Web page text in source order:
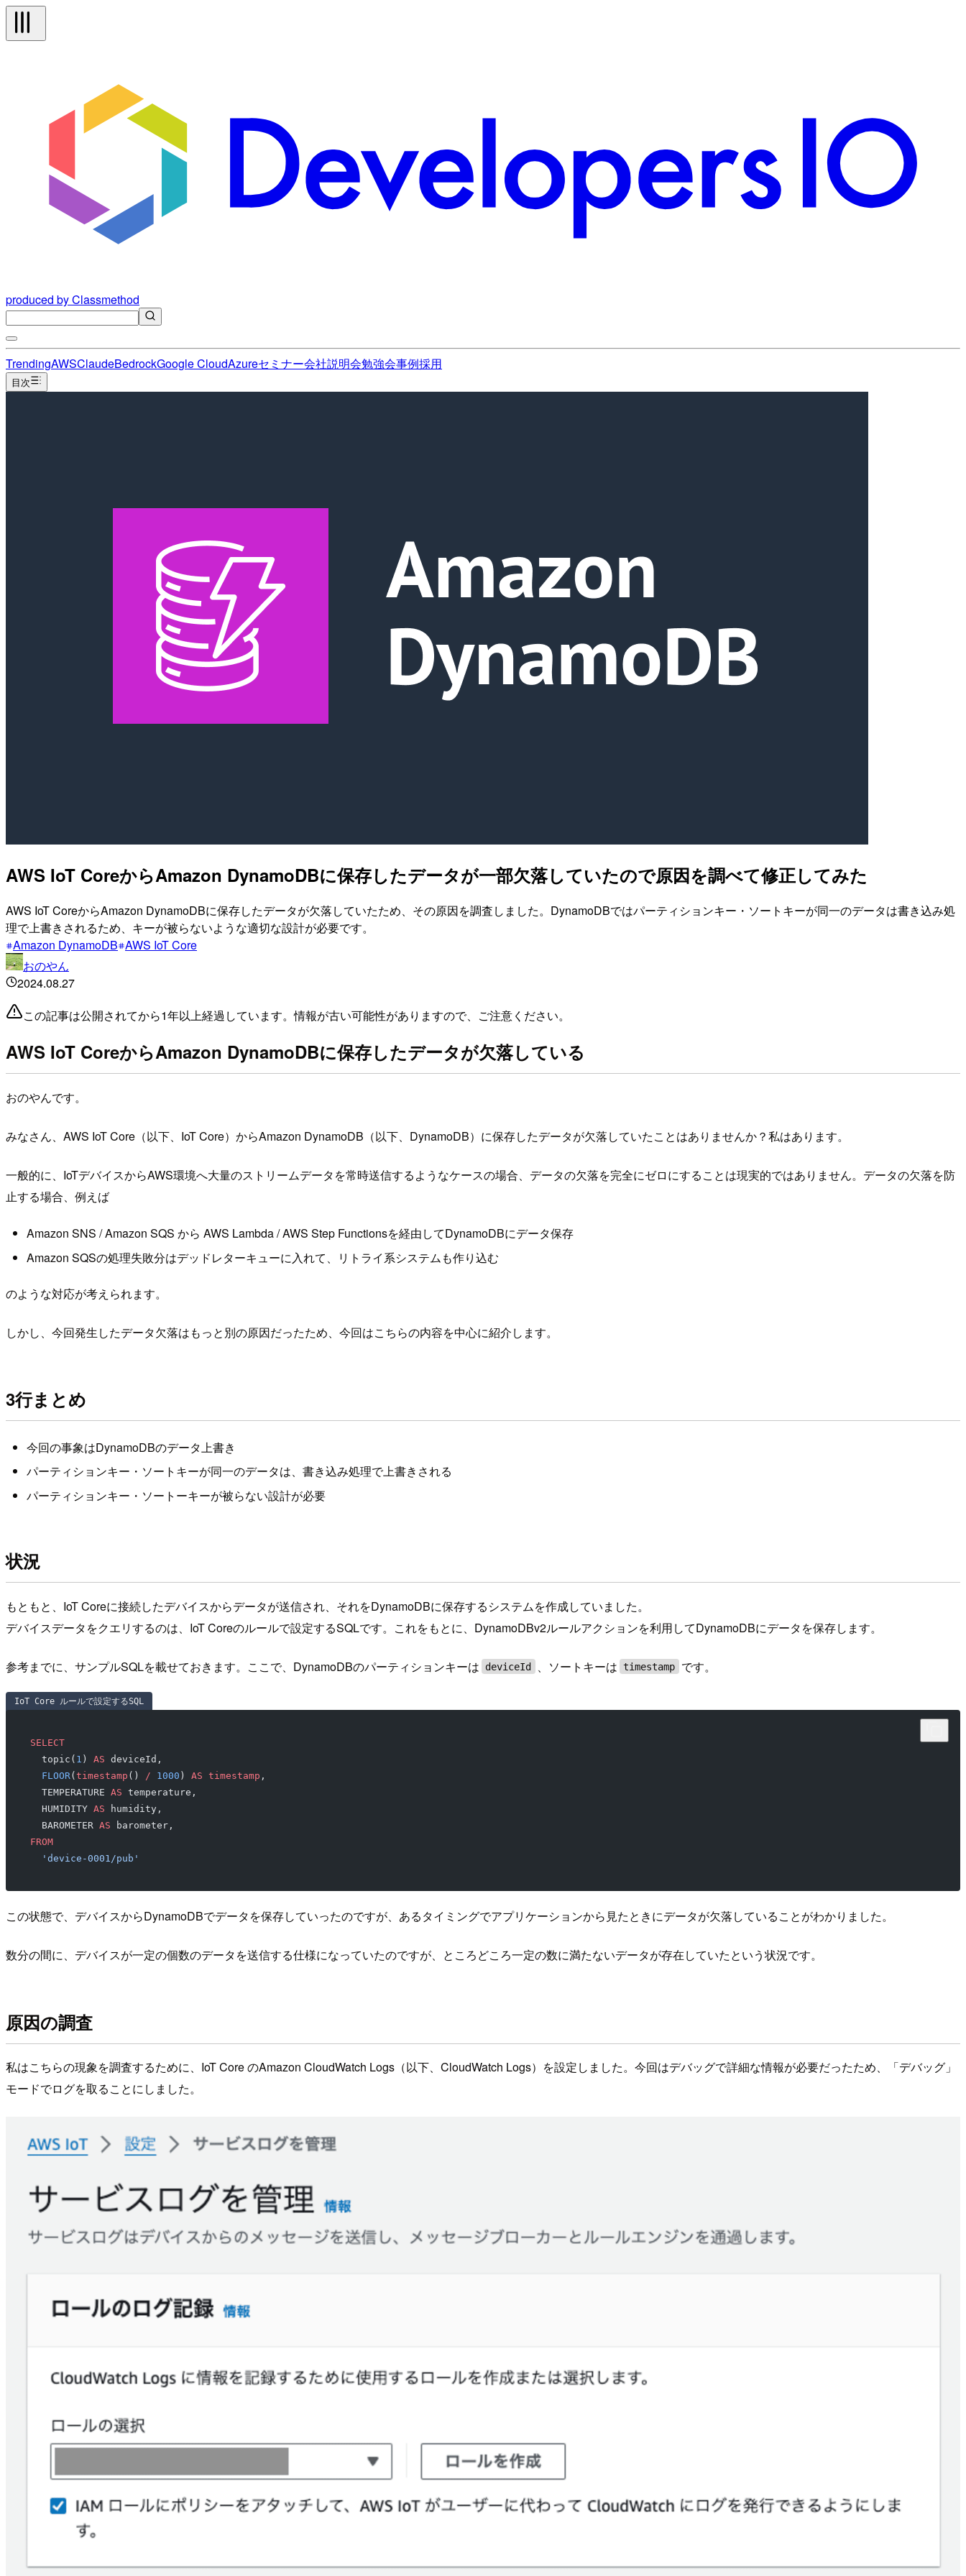
produced by Classmethod
TrendingAWSClaudeBedrockGoogle CloudAzureセミナー会社説明会勉強会事例採用
目次
AWS IoT CoreからAmazon DynamoDBに保存したデータが一部欠落していたので原因を調べて修正してみた
AWS IoT CoreからAmazon DynamoDBに保存したデータが欠落していたため、その原因を調査しました。DynamoDBではパーティションキー・ソートキーが同一のデータは書き込み処
理で上書きされるため、キーが被らないような適切な設計が必要です。
Amazon DynamoDB AWS IoT Core
おのやん
2024.08.27
この記事は公開されてから1年以上経過しています。情報が古い可能性がありますので、ご注意ください。
AWS IoT CoreからAmazon DynamoDBに保存したデータが欠落している
おのやんです。
みなさん、AWS IoT Core（以下、IoT Core）からAmazon DynamoDB（以下、DynamoDB）に保存したデータが欠落していたことはありませんか？私はあります。
一般的に、IoTデバイスからAWS環境へ大量のストリームデータを常時送信するようなケースの場合、データの欠落を完全にゼロにすることは現実的ではありません。データの欠落を防
止する場合、例えば
Amazon SNS / Amazon SQS から AWS Lambda / AWS Step Functionsを経由してDynamoDBにデータ保存
Amazon SQSの処理失敗分はデッドレターキューに入れて、リトライ系システムも作り込む
のような対応が考えられます。
しかし、今回発生したデータ欠落はもっと別の原因だったため、今回はこちらの内容を中心に紹介します。
3行まとめ
今回の事象はDynamoDBのデータ上書き
パーティションキー・ソートキーが同一のデータは、書き込み処理で上書きされる
パーティションキー・ソートーキーが被らない設計が必要
状況
もともと、IoT Coreに接続したデバイスからデータが送信され、それをDynamoDBに保存するシステムを作成していました。
デバイスデータをクエリするのは、IoT Coreのルールで設定するSQLです。これをもとに、DynamoDBv2ルールアクションを利用してDynamoDBにデータを保存します。
参考までに、サンプルSQLを載せておきます。ここで、DynamoDBのパーティションキーは deviceId 、ソートキーは timestamp です。
IoT Core ルールで設定するSQL
SELECT
  topic(
1 ) AS deviceId,
  FLOOR
( timestamp () / 1000 ) AS timestamp ,
  TEMPERATURE
AS temperature,
  HUMIDITY
AS humidity,
  BAROMETER
AS barometer,
FROM
  'device-0001/pub'
この状態で、デバイスからDynamoDBでデータを保存していったのですが、あるタイミングでアプリケーションから見たときにデータが欠落していることがわかりました。
数分の間に、デバイスが一定の個数のデータを送信する仕様になっていたのですが、ところどころ一定の数に満たないデータが存在していたという状況です。
原因の調査
私はこちらの現象を調査するために、IoT Core のAmazon CloudWatch Logs（以下、CloudWatch Logs）を設定しました。今回はデバッグで詳細な情報が必要だったため、「デバッグ」
モードでログを取ることにしました。